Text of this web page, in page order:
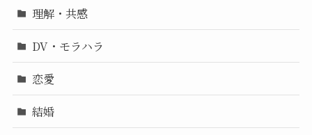
理解・共感
DV・モラハラ
恋愛
結婚